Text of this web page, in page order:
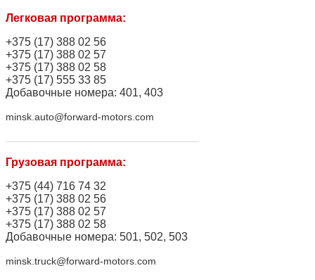
Легковая программа:
+375 (17) 388 02 56
+375 (17) 388 02 57
+375 (17) 388 02 58
+375 (17) 555 33 85
Добавочные номера: 401, 403
minsk.auto@forward-motors.com
Грузовая программа:
+375 (44) 716 74 32
+375 (17) 388 02 56
+375 (17) 388 02 57
+375 (17) 388 02 58
Добавочные номера: 501, 502, 503
minsk.truck@forward-motors.com